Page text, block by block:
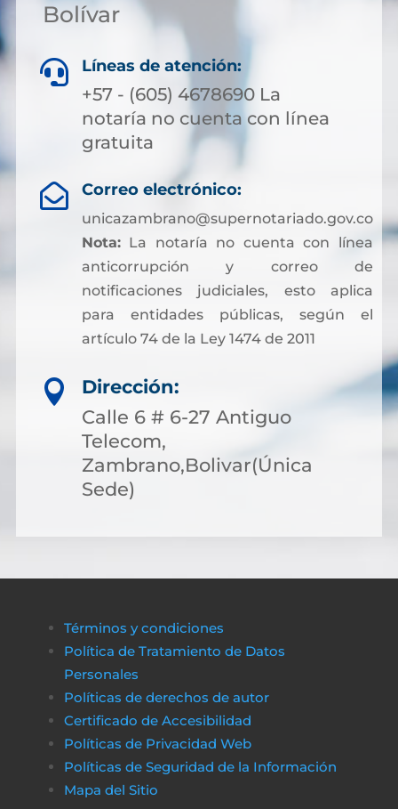
Bolívar
 Líneas de atención:
+57 - (605) 4678690 La
notaría no cuenta con línea
gratuita
 Correo electrónico:
unicazambrano@supernotariado.gov.co
Nota:La notaría no cuenta con línea
anticorrupción y correo de
notificaciones judiciales, esto aplica
para entidades públicas, según el
artículo 74 de la Ley 1474 de 2011

Dirección:
Calle 6 # 6-27 Antiguo
Telecom,
Zambrano,Bolivar(Única
Sede)
Términos y condiciones
Política de Tratamiento de Datos
Personales
Políticas de derechos de autor
Certificado de Accesibilidad
Políticas de Privacidad Web
Políticas de Seguridad de la Información
Mapa del Sitio